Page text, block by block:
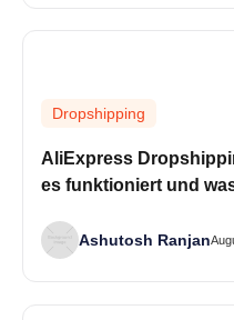
Dropshipping
AliExpress
es funktioniert und
Ashutosh Ranjan